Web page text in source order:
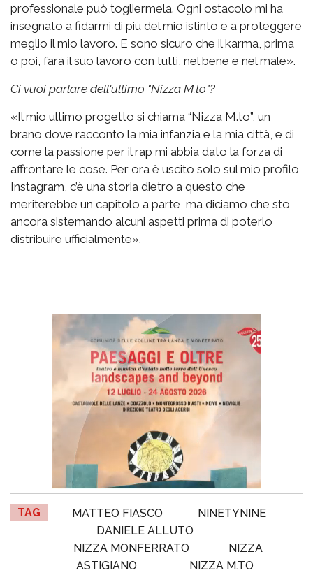
professionale può togliermela. Ogni ostacolo mi ha
insegnato a fidarmi di più del mio istinto e a proteggere
meglio il mio lavoro. E sono sicuro che il karma, prima
o poi, farà il suo lavoro con tutti, nel bene e nel male».
Ci vuoi parlare dell'ultimo "Nizza M.to"?
«Il mio ultimo progetto si chiama “Nizza M.to”, un
brano dove racconto la mia infanzia e la mia città, e di
come la passione per il rap mi abbia dato la forza di
affrontare le cose. Per ora è uscito solo sul mio profilo
Instagram, c’è una storia dietro a questo che
meriterebbe un capitolo a parte, ma diciamo che sto
ancora sistemando alcuni aspetti prima di poterlo
distribuire ufficialmente».
TAG MATTEO FIASCO
NINETYNINE
DANIELE ALLUTO
NIZZA MONFERRATO
NIZZA
ASTIGIANO
NIZZA M.TO